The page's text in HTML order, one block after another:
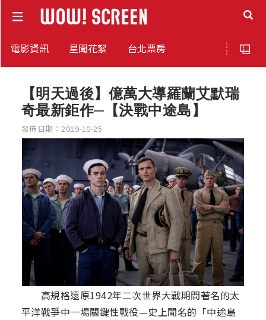
電影資訊 星聞花絮 台北票房
【明天過後】億萬大導羅蘭艾默瑞
奇最新鉅作─【決戰中途島】
發佈日期：2019-10-25
高規格還原1942年二次世界大戰期間著名的太
平洋戰爭中一場關鍵性戰役—史上聞名的「中途島